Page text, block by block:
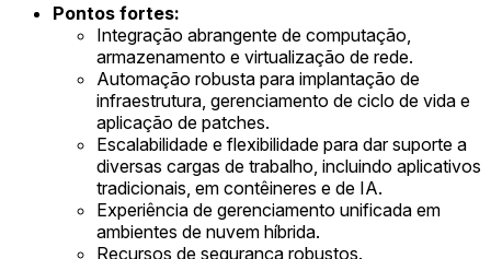
Pontos fortes:
Integração abrangente de computação,
armazenamento e virtualização de rede.
Automação robusta para implantação de
infraestrutura, gerenciamento de ciclo de vida e
aplicação de patches.
Escalabilidade e flexibilidade para dar suporte a
diversas cargas de trabalho, incluindo aplicativos
tradicionais, em contêineres e de IA.
Experiência de gerenciamento unificada em
ambientes de nuvem híbrida.
Recursos de segurança robustos.